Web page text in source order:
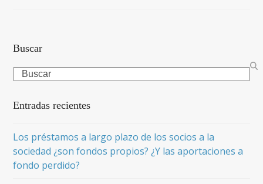
Buscar
Search
Entradas recientes
Los préstamos a largo plazo de los socios a la
sociedad ¿son fondos propios? ¿Y las aportaciones a
fondo perdido?